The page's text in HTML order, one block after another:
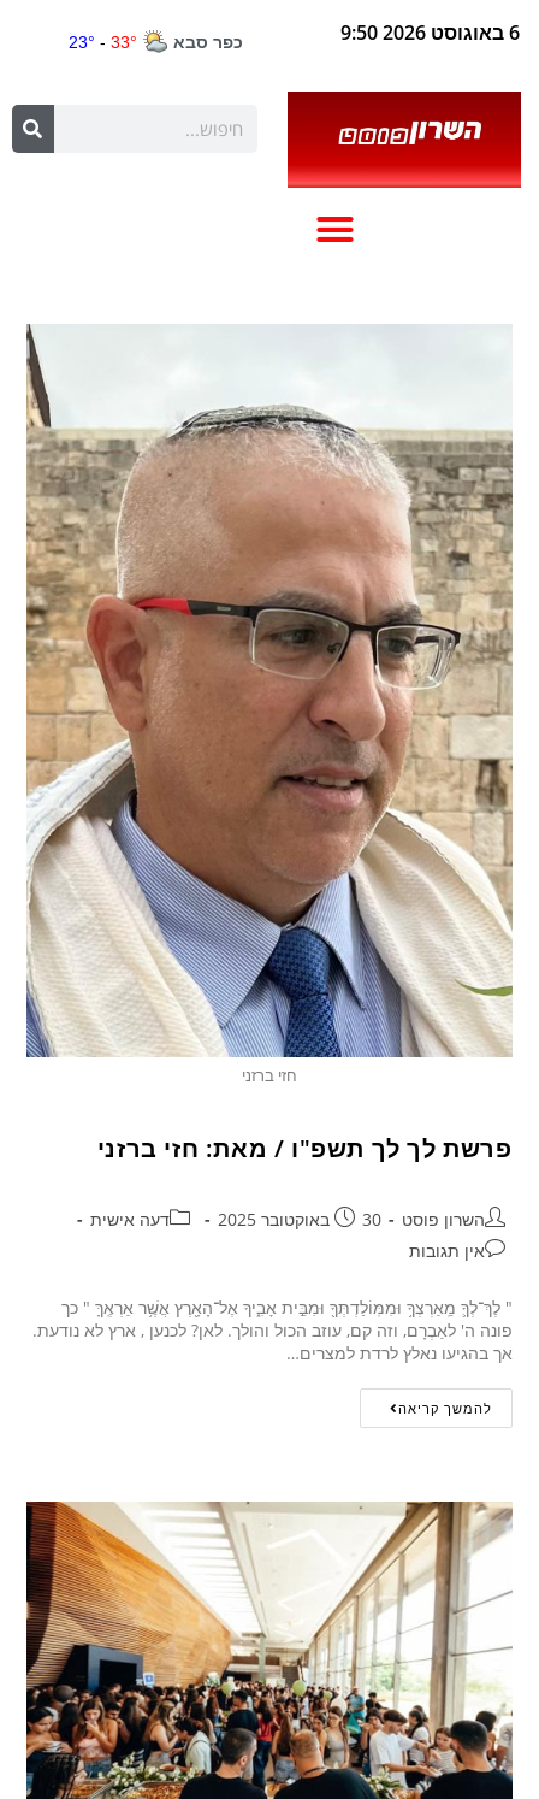
6 באוגוסט 2026 9:50
חזי ברזני
פרשת לך לך תשפ"ו / מאת: חזי ברזני
השרון פוסט 30 באוקטובר 2025
דעה אישית
אין תגובות
" לֶךְ־לְךָ֛ מֵֽאַרְצְךָ֥ וּמִמּֽוֹלַדְתְּךָ֖ וּמִבֵּ֣ית אָבִ֑יךָ אֶל־הָאָ֖רֶץ אֲשֶׁ֥ר אַרְאֶֽךָּ " כך
פונה ה' לאַבְרָם, וזה קם, עוזב הכול והולך. לאן? לכנען , ארץ לא נודעת.
אך בהגיעו נאלץ לרדת למצרים…
להמשך קריאה